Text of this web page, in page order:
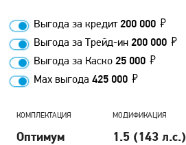
Выгода за кредит200 000
Выгода за Трейд-ин 200 000
Выгода за Каско 25 000
Max выгода 425 000
КОМПЛЕКТАЦИЯ
Оптимум
МОДИФИКАЦИЯ
1.5 (143 л.с.)